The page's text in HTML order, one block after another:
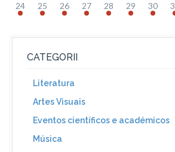
24 25 26 27 28 29 30
CATEGORII
Literatura
Artes Visuais
Eventos científicos e académicos
Música